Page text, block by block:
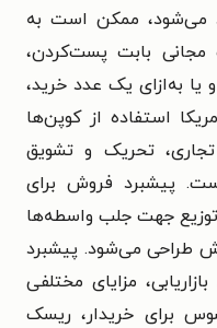
می‌شود، ممکن است به
بابت پست‌کردن،
به‌ازای یک عدد خرید،
استفاده از کوپن‌ها
تحریک و تشویق
پیشبرد فروش برای
توزیع جهت جلب واسطه‌ها
طراحی می‌شود. پیشبرد
مزایای مختلفی
برای خریدار، ریسک